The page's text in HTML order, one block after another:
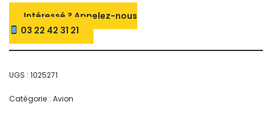
Intéressé ? Appelez-nous
03 22 42 31 21
UGS : 1025271
Catégorie : Avion